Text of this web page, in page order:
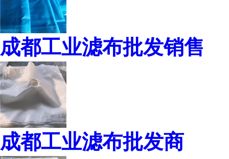
成都工业滤布批发销售
成都工业滤布批发商